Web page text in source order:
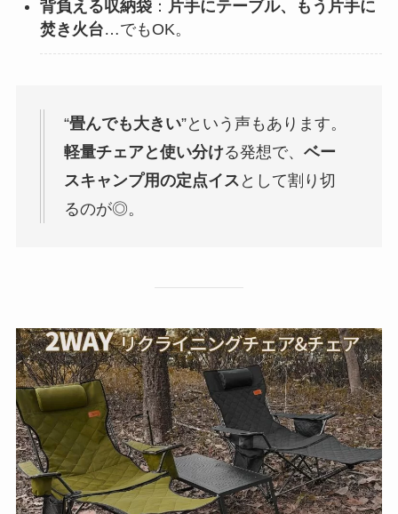
背負える収納袋： 片手にテーブル、もう片手に
焚き火台…でもOK。
“畳んでも大きい”という声もあります。
軽量チェアと使い分ける発想で、 ベー
スキャンプ用の定点イス として割り切
るのが◎。